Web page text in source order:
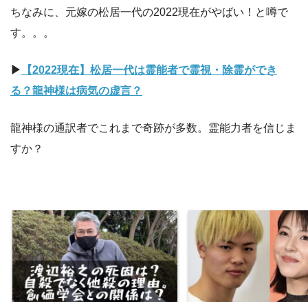
ちなみに、元嫁の松居一代の2022現在がやばい！と噂で
す。。。
▶︎
【2022現在】松居一代は霊能者で霊視・除霊ができ
る？龍神様は病気の虚言？
龍神様の通訳者でこれまで奇跡が多数。霊能力者を信じま
すか？